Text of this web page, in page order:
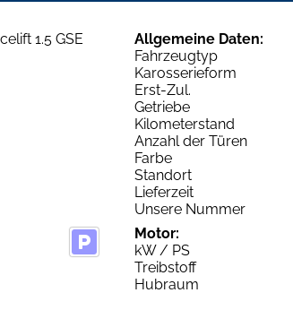
Allgemeine Daten:
Fahrzeugtyp
Karosserieform
Erst-Zul.
Getriebe
Kilometerstand
Anzahl der Türen
Farbe
Standort
Lieferzeit
Unsere Nummer
Motor:
kW / PS
Treibstoff
Hubraum